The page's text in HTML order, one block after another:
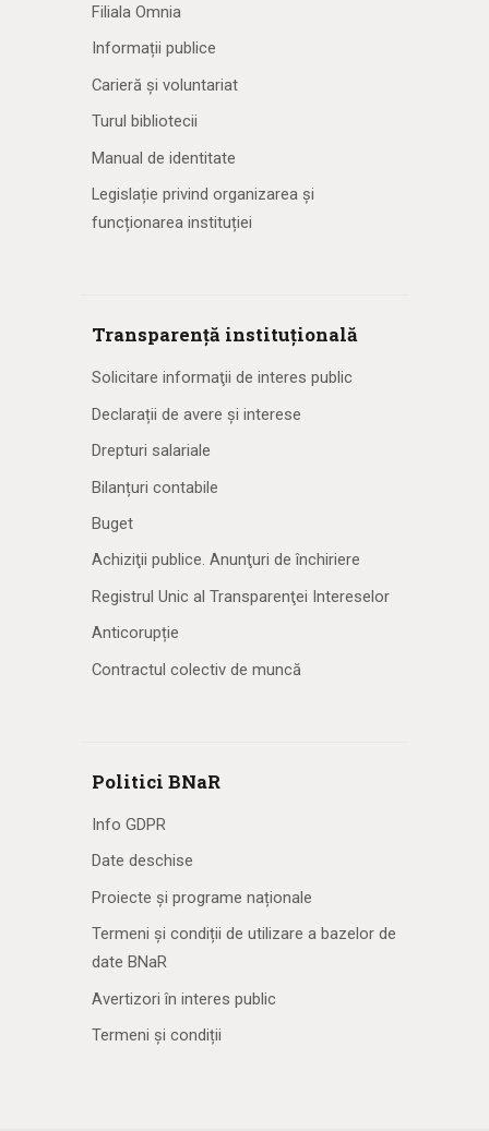
Filiala Omnia
Informații publice
Carieră și voluntariat
Turul bibliotecii
Manual de identitate
Legislație privind organizarea și
funcționarea instituției
Transparență instituțională
Solicitare informaţii de interes public
Declarații de avere și interese
Drepturi salariale
Bilanțuri contabile
Buget
Achiziţii publice. Anunţuri de închiriere
Registrul Unic al Transparenţei Intereselor
Anticorupție
Contractul colectiv de muncă
Politici BNaR
Info GDPR
Date deschise
Proiecte și programe naționale
Termeni și condiții de utilizare a bazelor de
date BNaR
Avertizori în interes public
Termeni și condiții